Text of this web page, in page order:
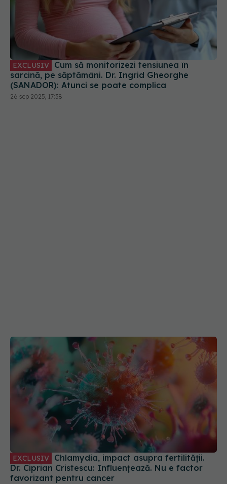
EXCLUSIV
sarcină, pe săptămâni. Dr. Ingrid Gheorghe
(SANADOR): Atunci se poate complica
26 sep 2025, 17:38
EXCLUSIV
Dr. Ciprian Cristescu: Influențează. Nu e factor
favorizant pentru cancer